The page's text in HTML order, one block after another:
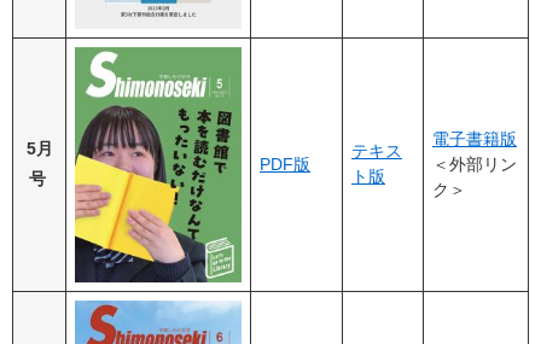
5月
号
PDF版
テキス
ト版
電子書籍版
＜外部リン
ク＞